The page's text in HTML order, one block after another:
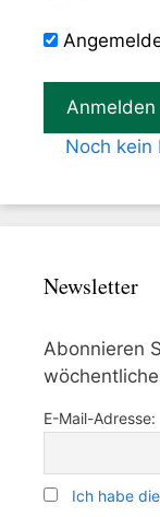
Noch kein
Newsletter
Abonnieren
E-Mail-Adresse:
Ich habe